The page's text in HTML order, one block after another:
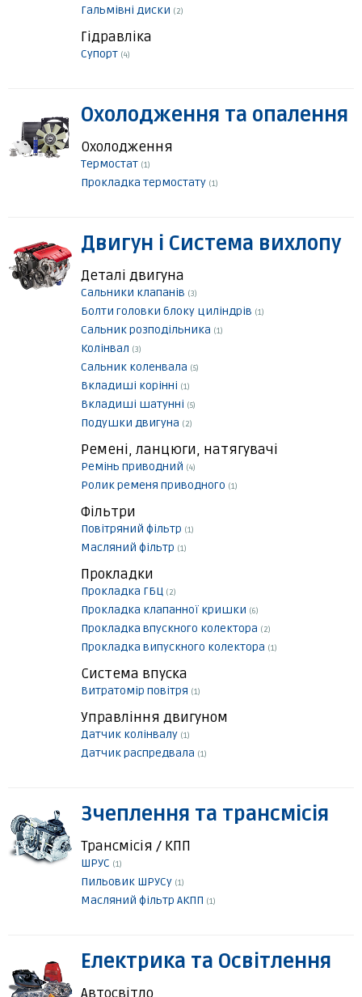
Гальмівні диски (2)
Гідравліка
Супорт (4)
Охолодження та опалення
Охолодження
Термостат (1)
Прокладка термостату (1)
Двигун і Система вихлопу
Деталі двигуна
Сальники клапанів (3)
Болти головки блоку циліндрів (1)
Сальник розподільника (1)
Колінвал (3)
Сальник коленвала (5)
Вкладиші корінні (1)
Вкладиші шатунні (5)
Подушки двигуна (2)
Ремені, ланцюги, натягувачі
Ремінь приводний (4)
Ролик ременя приводного (1)
Фільтри
Повітряний фільтр (1)
Масляний фільтр (1)
Прокладки
Прокладка ГБЦ (2)
Прокладка клапанної кришки (6)
Прокладка впускного колектора (2)
Прокладка випускного колектора (1)
Система впуска
Витратомір повітря (1)
Управління двигуном
Датчик колінвалу (1)
Датчик распредвала (1)
Зчеплення та трансмісія
Трансмісія / КПП
ШРУС (1)
Пильовик ШРУСу (1)
Масляний фільтр АКПП (1)
Електрика та Освітлення
Автосвітло